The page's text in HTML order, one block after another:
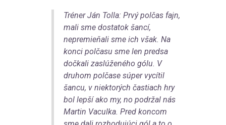
Tréner Ján Tolla: Prvý polčas fajn,
mali sme dostatok šancí,
nepremieňali sme ich však. Na
konci polčasu sme len predsa
dočkali zaslúženého gólu. V
druhom polčase súper vycítil
šancu, v niektorých častiach hry
bol lepší ako my, no podržal nás
Martin Vaculka. Pred koncom